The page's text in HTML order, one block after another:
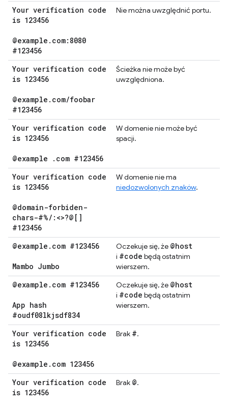
Your verification code
is 123456
@example . com:8080
#123456
Nie można uwzględnić portu.
Your verification code
is 123456
@example . com/foobar
#123456
Ścieżka nie może być
uwzględniona.
Your verification code
is 123456
@example . com #123456
W domenie nie może być
spacji.
Your verification code
is 123456
@domain-forbiden-
chars-#%/ :<>?@[]
#123456
W domenie nie ma
niedozwolonych znaków.
@example . com #123456
Mambo Jumbo
Oczekuje się, że @host
i #code będą ostatnim
wierszem.
@example . com #123456
App hash
#oudf08lkjsdf834
Oczekuje się, że @host
i #code będą ostatnim
wierszem.
Your verification code
is 123456
@example . com 123456
Brak #.
Your verification code
is 123456
Brak @.